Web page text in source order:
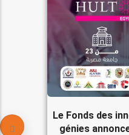
Le Fonds des
génies